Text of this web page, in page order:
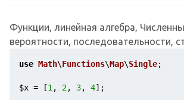
Функции, линейная алгебра,
вероятности, последовательности,
use Math\Functions\Map\Single;
$x = [1 , 2, 3, 4];